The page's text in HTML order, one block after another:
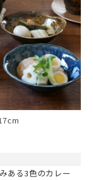
ある3色のカレー